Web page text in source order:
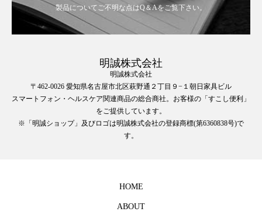
製品についてご不明な点はQ＆Aをご覧下さい。
明誠株式会社
明誠株式会社
〒462-0026 愛知県名古屋市北区萩野通２丁目９−１朝日家具ビル
スマートフォン・ヘルスケア関連商品の総合商社。お客様の「すこし便利」
をご提供しています。
※「明誠ショップ」及びロゴは明誠株式会社の登録商標(第6360838号)で
す。
HOME
ABOUT